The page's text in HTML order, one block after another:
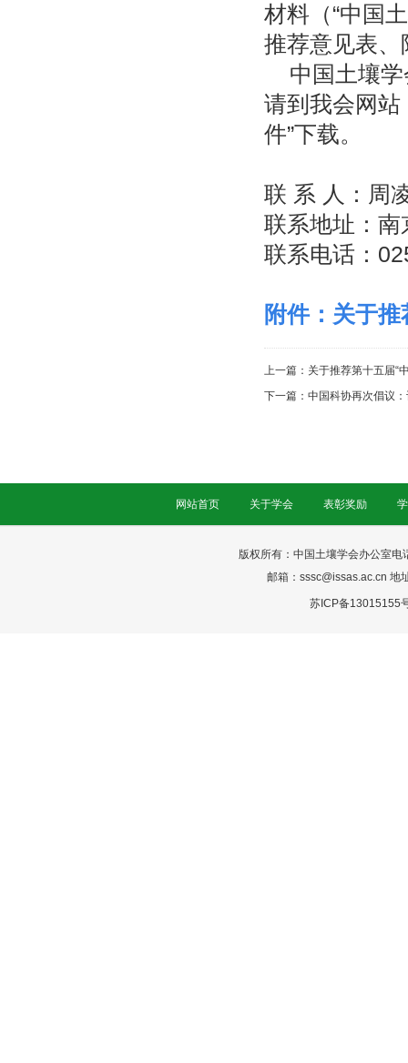
材料（“中国
推荐意见表
中国土壤
请到我会网站
件”下载。
联 系 人：周
联系地址：
联系电话：
附件：关于
上一篇： 关于推荐第十五届“
下一篇： 中国科协再次倡议
网站首页 关于学会 表彰奖励
版权所有：中国土壤学会办公室
邮箱：sssc@issas.ac.cn 地
苏ICP备13015155